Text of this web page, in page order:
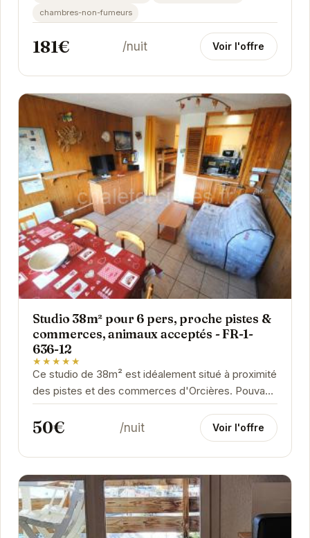
chambres-non-fumeurs
181€ /nuit Voir l'offre
Studio 38m² pour 6 pers, proche pistes &
commerces, animaux acceptés - FR-1-
636-12
★★★★★
Ce studio de 38m² est idéalement situé à proximité
des pistes et des commerces d'Orcières. Pouvant
accueillir jusqu'à 6 personnes, il offre un...
50€ /nuit Voir l'offre